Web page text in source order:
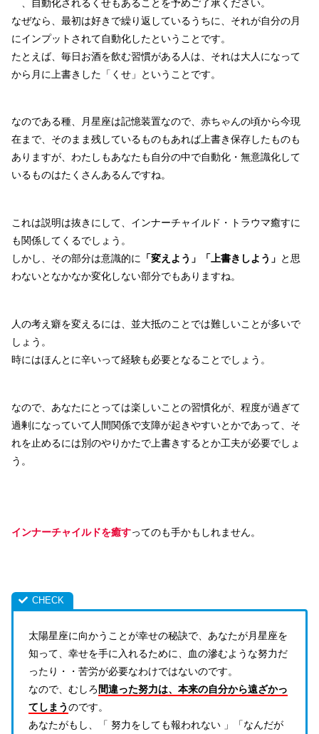
、自動化されるくせもあることを予めご了承ください。
なぜなら、最初は好きで繰り返しているうちに、それが自分の月
にインプットされて自動化したということです。
たとえば、毎日お酒を飲む習慣がある人は、それは大人になって
から月に上書きした「くせ」ということです。
なのである種、月星座は記憶装置なので、赤ちゃんの頃から今現
在まで、そのまま残しているものもあれば上書き保存したものも
ありますが、わたしもあなたも自分の中で自動化・無意識化して
いるものはたくさんあるんですね。
これは説明は抜きにして、インナーチャイルド・トラウマ癒すに
も関係してくるでしょう。
しかし、その部分は意識的に
「変えよう」「上書きしよう」 と思
わないとなかなか変化しない部分でもありますね。
人の考え癖を変えるには、並大抵のことでは難しいことが多いで
しょう。
時にはほんとに辛いって経験も必要となることでしょう。
なので、あなたにとっては楽しいことの習慣化が、程度が過ぎて
過剰になっていて人間関係で支障が起きやすいとかであって、そ
れを止めるには別のやりかたで上書きするとか工夫が必要でしょ
う。
インナーチャイルドを癒すってのも手かもしれません。
太陽星座に向かうことが幸せの秘訣で、あなたが月星座を
知って、幸せを手に入れるために、血の滲むような努力だ
ったり・・苦労が必要なわけではないのです。
なので、むしろ 間違った努力は、本来の自分から遠ざかっ
てしまうのです。
あなたがもし、「 努力をしても報われない 」「なんだが